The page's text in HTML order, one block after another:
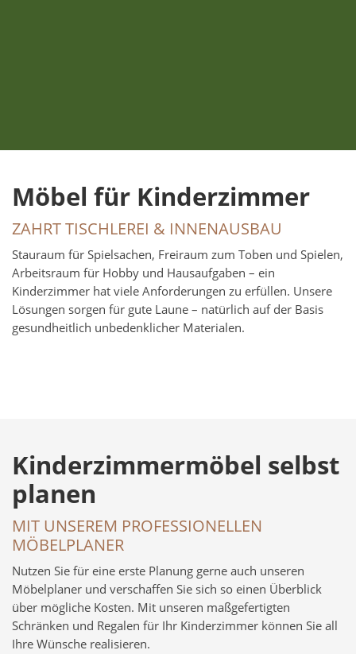
Möbel für Kinderzimmer
ZAHRT TISCHLEREI & INNENAUSBAU
Stauraum für Spielsachen, Freiraum zum Toben und Spielen,
Arbeitsraum für Hobby und Hausaufgaben – ein
Kinderzimmer hat viele Anforderungen zu erfüllen. Unsere
Lösungen sorgen für gute Laune – natürlich auf der Basis
gesundheitlich unbedenklicher Materialen.
Kinderzimmermöbel selbst
planen
MIT UNSEREM PROFESSIONELLEN
MÖBELPLANER
Nutzen Sie für eine erste Planung gerne auch unseren
Möbelplaner und verschaffen Sie sich so einen Überblick
über mögliche Kosten. Mit unseren maßgefertigten
Schränken und Regalen für Ihr Kinderzimmer können Sie all
Ihre Wünsche realisieren.